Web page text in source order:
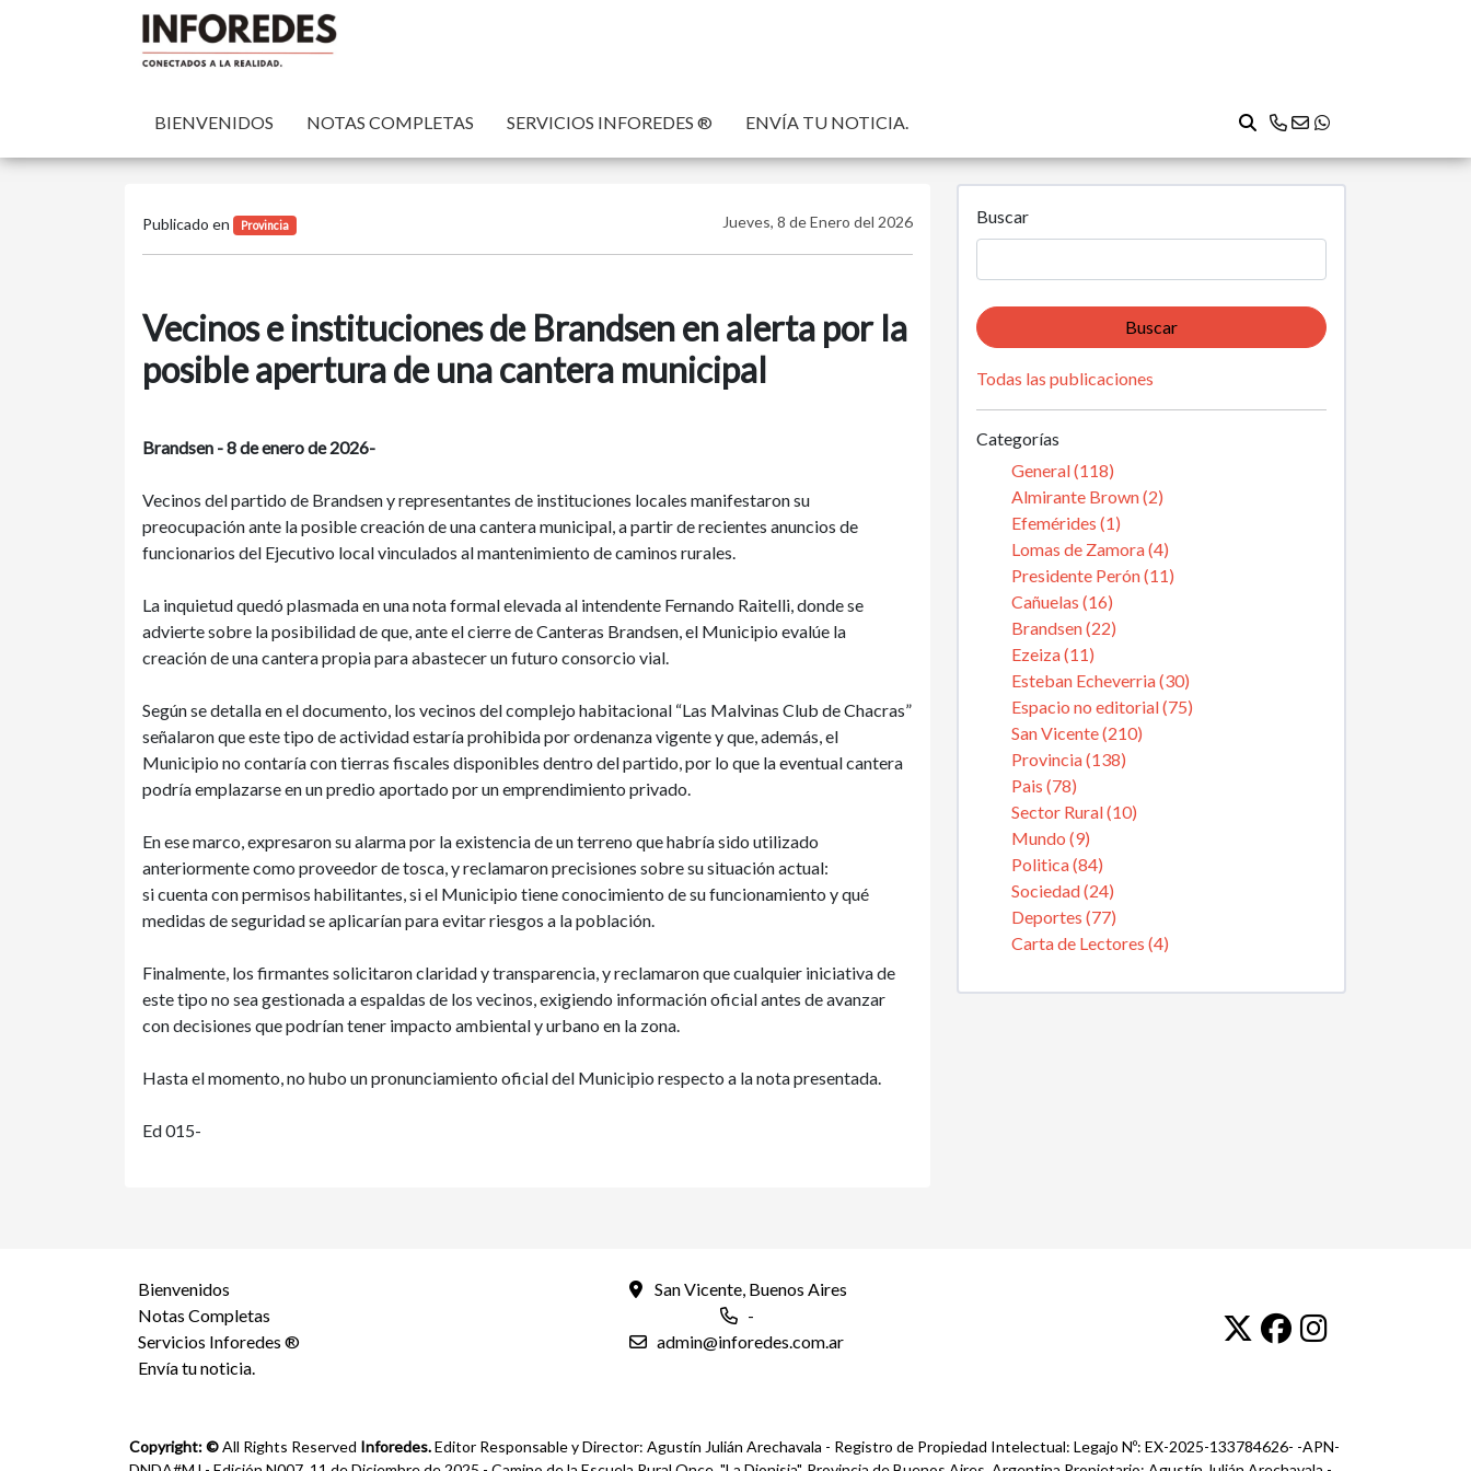
BIENVENIDOS NOTAS COMPLETAS SERVICIOS INFOREDES ® ENVÍA TU NOTICIA.
Publicado en Provincia Jueves, 8 de Enero del 2026
Vecinos e instituciones de Brandsen en alerta por la
posible apertura de una cantera municipal
Brandsen - 8 de enero de 2026-
Vecinos del partido de Brandsen y representantes de instituciones locales manifestaron su
preocupación ante la posible creación de una cantera municipal, a partir de recientes anuncios de
funcionarios del Ejecutivo local vinculados al mantenimiento de caminos rurales.
La inquietud quedó plasmada en una nota formal elevada al intendente Fernando Raitelli, donde se
advierte sobre la posibilidad de que, ante el cierre de Canteras Brandsen, el Municipio evalúe la
creación de una cantera propia para abastecer un futuro consorcio vial.
Según se detalla en el documento, los vecinos del complejo habitacional “Las Malvinas Club de Chacras”
señalaron que este tipo de actividad estaría prohibida por ordenanza vigente y que, además, el
Municipio no contaría con tierras fiscales disponibles dentro del partido, por lo que la eventual cantera
podría emplazarse en un predio aportado por un emprendimiento privado.
En ese marco, expresaron su alarma por la existencia de un terreno que habría sido utilizado
anteriormente como proveedor de tosca, y reclamaron precisiones sobre su situación actual:
si cuenta con permisos habilitantes, si el Municipio tiene conocimiento de su funcionamiento y qué
medidas de seguridad se aplicarían para evitar riesgos a la población.
Finalmente, los firmantes solicitaron claridad y transparencia, y reclamaron que cualquier iniciativa de
este tipo no sea gestionada a espaldas de los vecinos, exigiendo información oficial antes de avanzar
con decisiones que podrían tener impacto ambiental y urbano en la zona.
Hasta el momento, no hubo un pronunciamiento oficial del Municipio respecto a la nota presentada.
Ed 015-
Buscar
Buscar
Todas las publicaciones
Categorías
General (118)
Almirante Brown (2)
Efemérides (1)
Lomas de Zamora (4)
Presidente Perón (11)
Cañuelas (16)
Brandsen (22)
Ezeiza (11)
Esteban Echeverria (30)
Espacio no editorial (75)
San Vicente (210)
Provincia (138)
Pais (78)
Sector Rural (10)
Mundo (9)
Politica (84)
Sociedad (24)
Deportes (77)
Carta de Lectores (4)
Bienvenidos
Notas Completas
Servicios Inforedes ®
Envía tu noticia.
San Vicente, Buenos Aires
-
admin@inforedes.com.ar
Copyright: ©All Rights Reserved Inforedes.Editor Responsable y Director: Agustín Julián Arechavala - Registro de Propiedad Intelectual: Legajo Nº: EX-2025-133784626- -APN-